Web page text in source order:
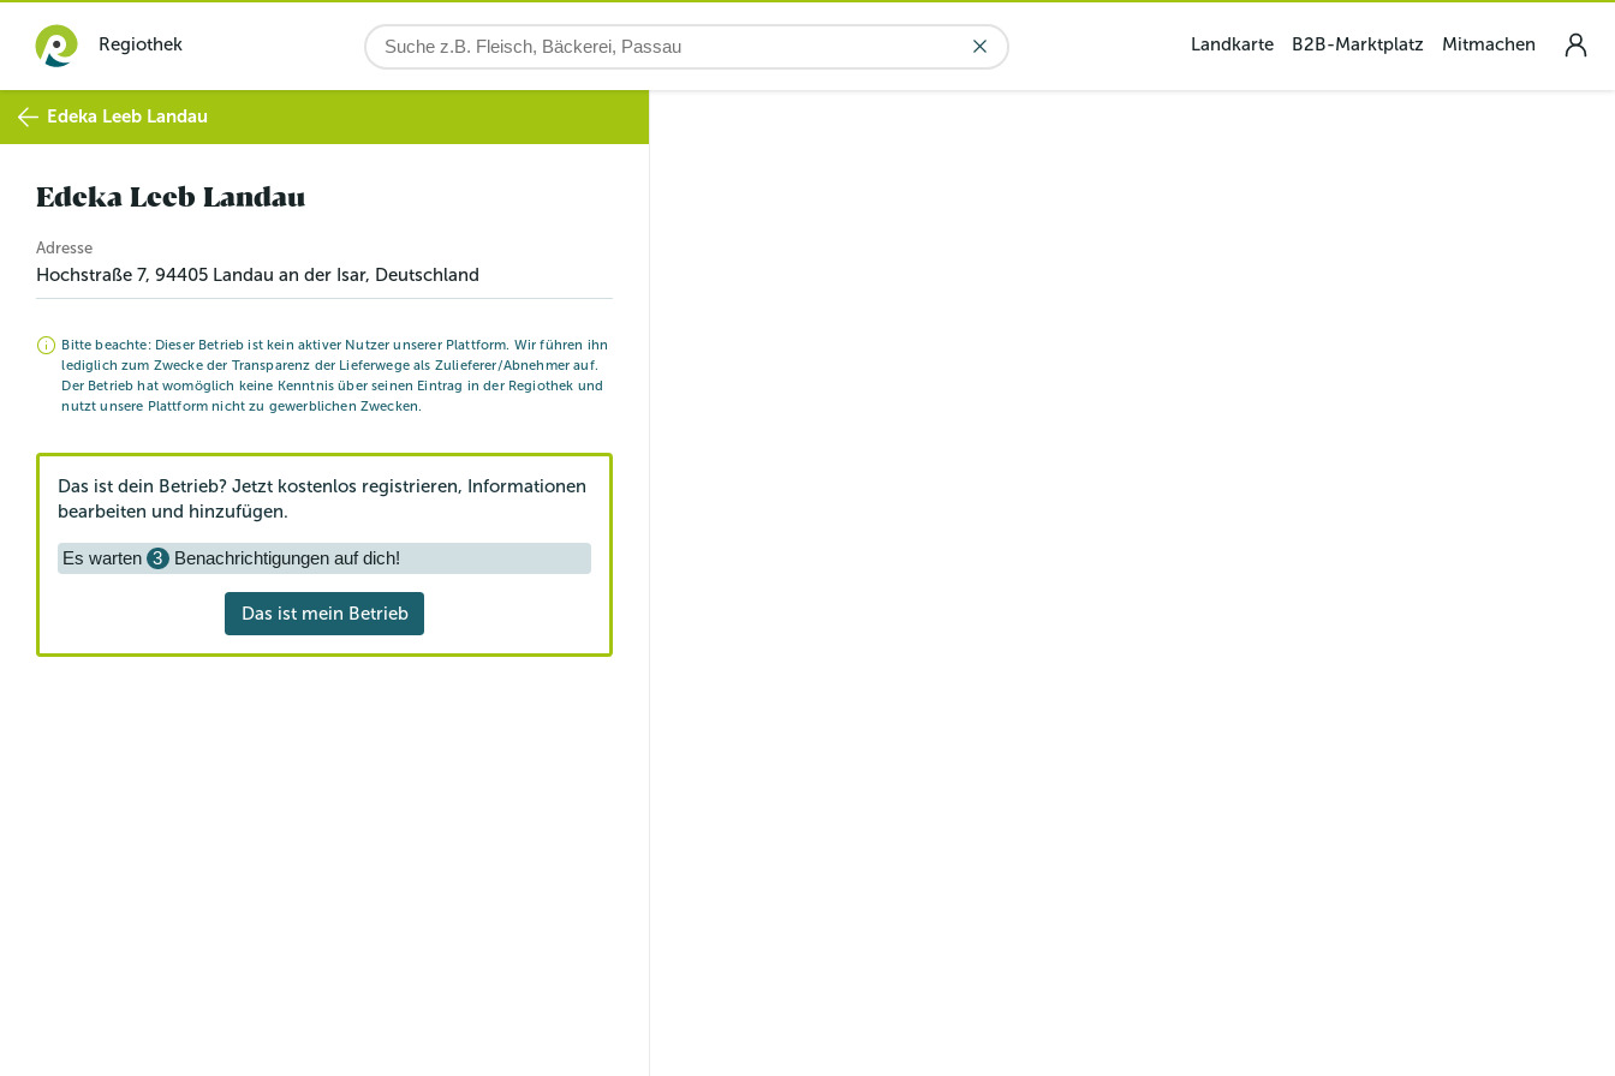
Regiothek Landkarte B2B-Marktplatz Mitmachen
Edeka Leeb Landau
Edeka Leeb Landau
Adresse
Hochstraße 7, 94405 Landau an der Isar, Deutschland
Bitte beachte: Dieser Betrieb ist kein aktiver Nutzer unserer Plattform. Wir führen ihn
lediglich zum Zwecke der Transparenz der Lieferwege als Zulieferer/Abnehmer auf.
Der Betrieb hat womöglich keine Kenntnis über seinen Eintrag in der Regiothek und
nutzt unsere Plattform nicht zu gewerblichen Zwecken.
Das ist dein Betrieb? Jetzt kostenlos registrieren, Informationen
bearbeiten und hinzufügen.
Es warten 3 Benachrichtigungen auf dich!
Das ist mein Betrieb